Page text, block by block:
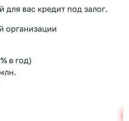
вас кредит под залог.
организации
в год)